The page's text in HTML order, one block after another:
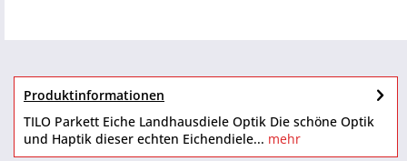
Produktinformationen
TILO Parkett Eiche Landhausdiele Optik Die schöne Optik
und Haptik dieser echten Eichendiele... mehr